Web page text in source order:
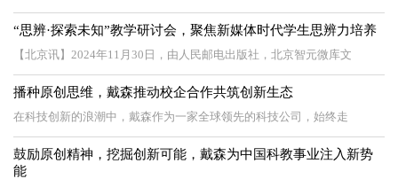
“思辨·探索未知”教学研讨会，聚焦新媒体时代学生思辨力培养
【北京讯】2024年11月30日，由人民邮电出版社，北京智元微库文
播种原创思维，戴森推动校企合作共筑创新生态
在科技创新的浪潮中，戴森作为一家全球领先的科技公司，始终走
鼓励原创精神，挖掘创新可能，戴森为中国科教事业注入新势
能